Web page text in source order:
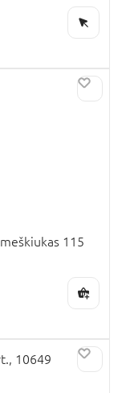
meškiukas 115
10649